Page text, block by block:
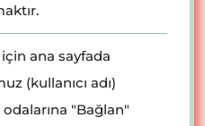
ana sayfada
(kullanıcı adı)
odalarına "Bağlan"